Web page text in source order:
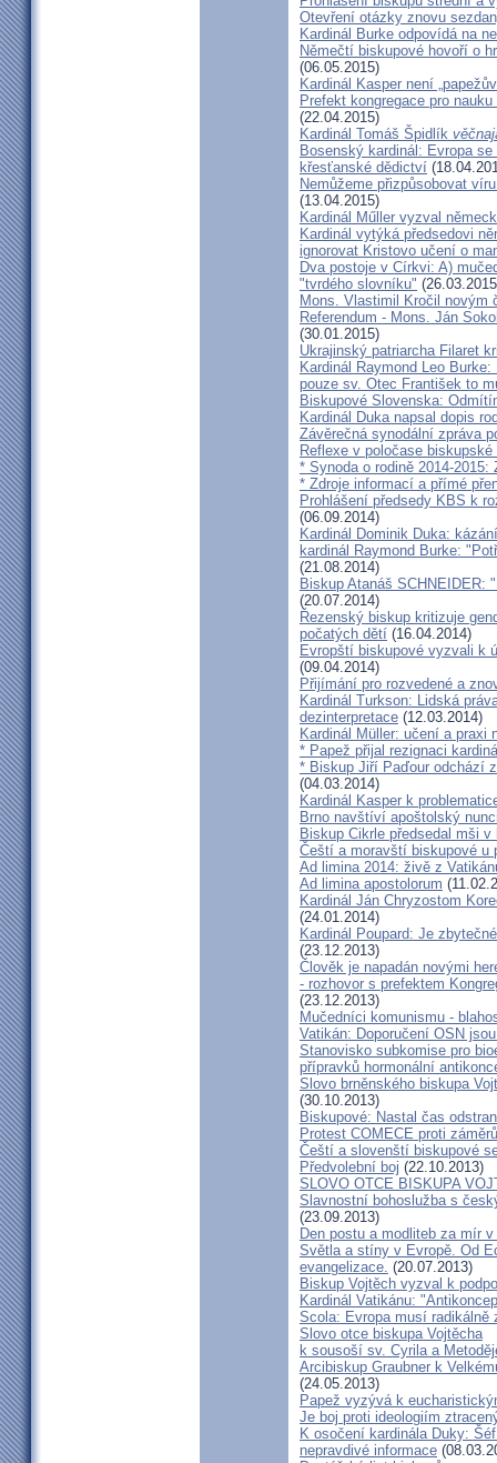
Otevření otázky znovu
Kardinál Burke odpovídá na
Němečtí biskupové hovoří o
(06.05.2015)
Kardinál Kasper není
Prefekt kongregace pro
(22.04.2015)
Kardinál Tomáš Špidlík
Bosenský kardinál: Evropa
křesťanské dědictví
Nemůžeme přizpůsobovat
(13.04.2015)
Kardinál Műller vyzval
Kardinál vytýká předsedovi
ignorovat Kristovo učení o
Dva postoje v Církvi: A)
"tvrdého slovníku"
Mons. Vlastimil Kročil novým
Referendum - Mons. Ján
(30.01.2015)
Ukrajinský patriarcha Filaret
Kardinál Raymond Leo
pouze sv. Otec František to
Biskupové Slovenska:
Kardinál Duka napsal dopis
Závěrečná synodální zpráva
Reflexe v poločase
* Synoda o rodině 2014-2015:
* Zdroje informací a přímé
Prohlášení předsedy KBS k
(06.09.2014)
Kardinál Dominik Duka:
kardinál Raymond Burke:
(21.08.2014)
Biskup Atanáš
(20.07.2014)
Řezenský biskup kritizuje
počatých dětí (16.04.2014)
Evropští biskupové vyzvali k
(09.04.2014)
Přijímání pro rozvedené a
Kardinál Turkson: Lidská
dezinterpretace (12.03.2014)
Kardinál Müller: učení a praxi
* Papež přijal rezignaci
* Biskup Jiří Paďour odchází
(04.03.2014)
Kardinál Kasper k
Brno navštíví apoštolský
Biskup Cikrle předsedal mši
Čeští a moravští biskupové u
Ad limina 2014: živě z
Ad limina apostolorum
Kardinál Ján Chryzostom
(24.01.2014)
Kardinál Poupard: Je
(23.12.2013)
Člověk je napadán novými
- rozhovor s prefektem
(23.12.2013)
Mučedníci komunismu -
Vatikán: Doporučení OSN
Stanovisko subkomise pro
přípravků hormonální
Slovo brněnského biskupa
(30.10.2013)
Biskupové: Nastal čas
Protest COMECE proti
Čeští a slovenští biskupové
Předvolební boj (22.10.2013)
SLOVO OTCE BISKUPA
Slavnostní bohoslužba s
(23.09.2013)
Den postu a modliteb za mír
Světla a stíny v Evropě. Od
evangelizace. (20.07.2013)
Biskup Vojtěch vyzval k
Kardinál Vatikánu:
Scola: Evropa musí
Slovo otce biskupa Vojtěcha
k sousoší sv. Cyrila a
Arcibiskup Graubner k
(24.05.2013)
Papež vyzývá k
Je boj proti ideologiím
K osočení kardinála Duky:
nepravdivé informace